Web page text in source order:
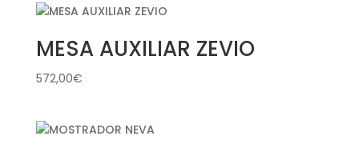
MESA AUXILIAR ZEVIO
572,00€